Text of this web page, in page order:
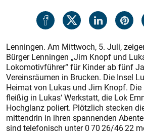
Lenningen. Am Mittwoch, 5. Juli,
Bürger Lenningen „Jim Knopf und
Lokomotivführer“ für Kinder ab fünf
Vereinsräumen in Brucken. Die Insel
Heimat von Lukas und Jim Knopf.
fleißig in Lukas‘ Werkstatt, die Lok
Hochglanz poliert. Plötzlich stecken
mittendrin in ihren spannenden
sind telefonisch unter 0 70 26/46 22